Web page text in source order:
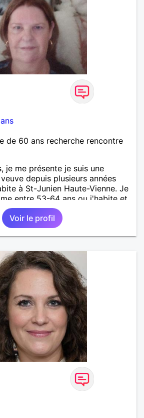
de 60 ans recherche rencontre
je me présente je suis une
depuis plusieurs années
à St-Junien Haute-Vienne. Je
entre 53-64 ans ou j'habite et
connaissance en 1er lieu. À voir
un homme sérieux et
gentil et sincère, attentionné et à
personne sérieuse à qui la vie
Voir le profil